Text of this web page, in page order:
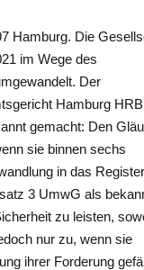
Hamburg. Die
im Wege des
Der
Hamburg HRB
gemacht: Den
sie binnen sechs
in das
3 UmwG als
zu leisten,
nur zu, wenn sie
ihrer Forderung